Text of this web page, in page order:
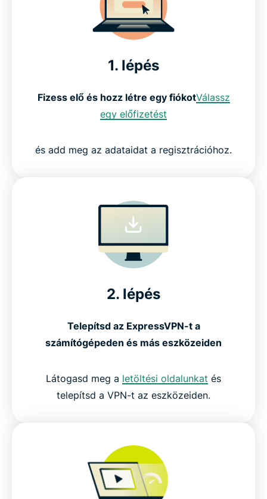
1. lépés
Fizess elő és hozz létre egy fiókotVálassz
egy előfizetést
és add meg az adataidat a regisztrációhoz.
2. lépés
Telepítsd az ExpressVPN-t a
számítógépeden és más eszközeiden
Látogasd meg a letöltési oldalunkat és
telepítsd a VPN-t az eszközeiden.